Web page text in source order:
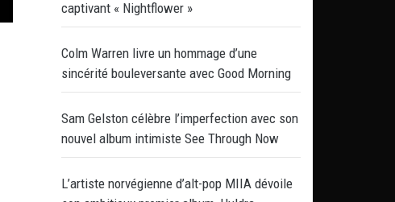
captivant « Nightflower »
Colm Warren livre un hommage d’une
sincérité bouleversante avec Good Morning
Sam Gelston célèbre l’imperfection avec son
nouvel album intimiste See Through Now
L’artiste norvégienne d’alt-pop MIIA dévoile